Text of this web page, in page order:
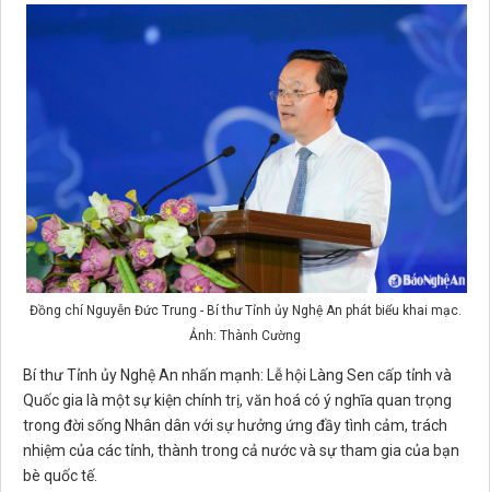
Đồng chí Nguyễn Đức Trung - Bí thư Tỉnh ủy Nghệ An phát biểu khai mạc.
Ảnh: Thành Cường
Bí thư Tỉnh ủy Nghệ An nhấn mạnh: Lễ hội Làng Sen cấp tỉnh và
Quốc gia là một sự kiện chính trị, văn hoá có ý nghĩa quan trọng
trong đời sống Nhân dân với sự hưởng ứng đầy tình cảm, trách
nhiệm của các tỉnh, thành trong cả nước và sự tham gia của bạn
bè quốc tế.